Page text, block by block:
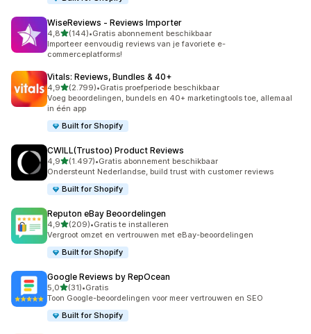
WiseReviews ‑ Reviews Importer
4,8van 5 sterren
(144)
144 recensies in totaal
•Gratis abonnement beschikbaar
Importeer eenvoudig reviews van je favoriete e-
commerceplatforms!
Vitals: Reviews, Bundles & 40+
4,9van 5 sterren
(2.799)
2799 recensies in totaal
•Gratis proefperiode beschikbaar
Voeg beoordelingen, bundels en 40+ marketingtools toe, allemaal
in één app
Built for Shopify
CWILL(Trustoo) Product Reviews
4,9van 5 sterren
(1.497)
1497 recensies in totaal
•Gratis abonnement beschikbaar
Ondersteunt Nederlandse, build trust with customer reviews
Built for Shopify
Reputon eBay Beoordelingen
4,9van 5 sterren
(209)
209 recensies in totaal
•Gratis te installeren
Vergroot omzet en vertrouwen met eBay-beoordelingen
Built for Shopify
Google Reviews by RepOcean
5,0van 5 sterren
(31)
31 recensies in totaal
•Gratis
Toon Google-beoordelingen voor meer vertrouwen en SEO
Built for Shopify